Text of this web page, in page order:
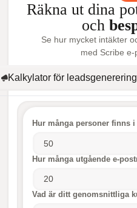
Räkna ut dina
och
Se hur mycket intäkter
med Scribe e-
Kalkylator för leadsgenerering
Hur många personer finns
Hur många utgående e-
Vad är ditt genomsnittliga